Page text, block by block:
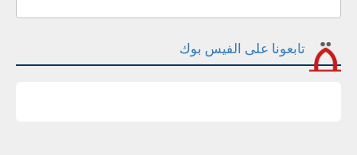
تابعونا على الفيس بوك